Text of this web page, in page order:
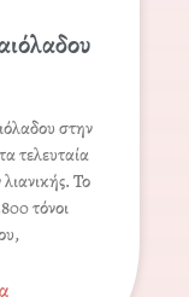
στην
τελευταία
Το
τόνοι